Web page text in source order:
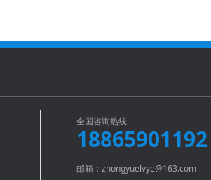
全国咨询热线
18865901192
邮箱：zhongyuelvye@163.com